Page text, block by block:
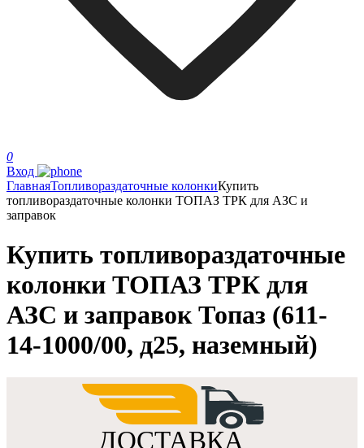
0
Вход
ГлавнаяТопливораздаточные колонкиКупить
топливораздаточные колонки ТОПАЗ ТРК для АЗС и
заправок
Купить топливораздаточные
колонки ТОПАЗ ТРК для
АЗС и заправок Топаз (611-
14-1000/00, д25, наземный)